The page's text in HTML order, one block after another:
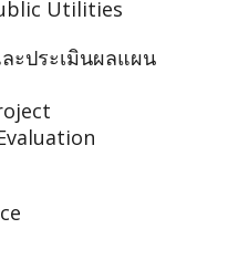
Utilities
ะประเมินผลแผน